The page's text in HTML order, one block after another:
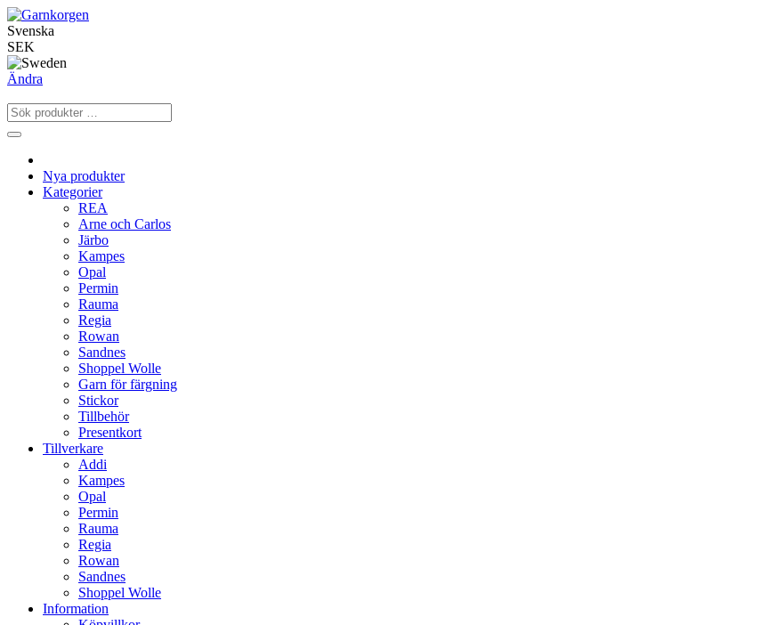
Svenska
SEK
Ändra
Nya produkter
Kategorier
REA
Arne och Carlos
Järbo
Kampes
Opal
Permin
Rauma
Regia
Rowan
Sandnes
Shoppel Wolle
Garn för färgning
Stickor
Tillbehör
Presentkort
Tillverkare
Addi
Kampes
Opal
Permin
Rauma
Regia
Rowan
Sandnes
Shoppel Wolle
Information